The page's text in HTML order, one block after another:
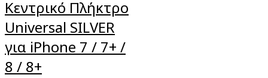
Κεντρικό Πλήκτρο
Universal SILVER
για iPhone 7 / 7+ /
8 / 8+